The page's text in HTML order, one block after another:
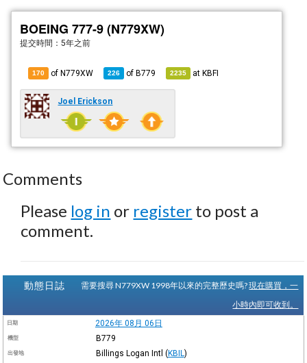
BOEING 777-9 (N779XW)
提交時間：5年之前
170 of N779XW 226 ofB779 2235 atKBFI
Joel Erickson
Comments
Please log in or register to post a
comment.
動態日誌 需要搜尋 N779XW 1998年以來的完整歷史嗎?現在購買，一
小時內即可收到。
日期 2026年 08月 06日
機型 B779
出發地 Billings Logan Intl (KBIL)